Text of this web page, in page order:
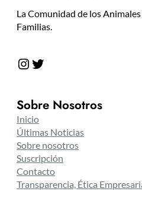
La Comunidad de los
Familias.
Instagram Twitter
Sobre Nosotros
Inicio
Últimas Noticias
Sobre nosotros
Suscripción
Contacto
Transparencia, Ética